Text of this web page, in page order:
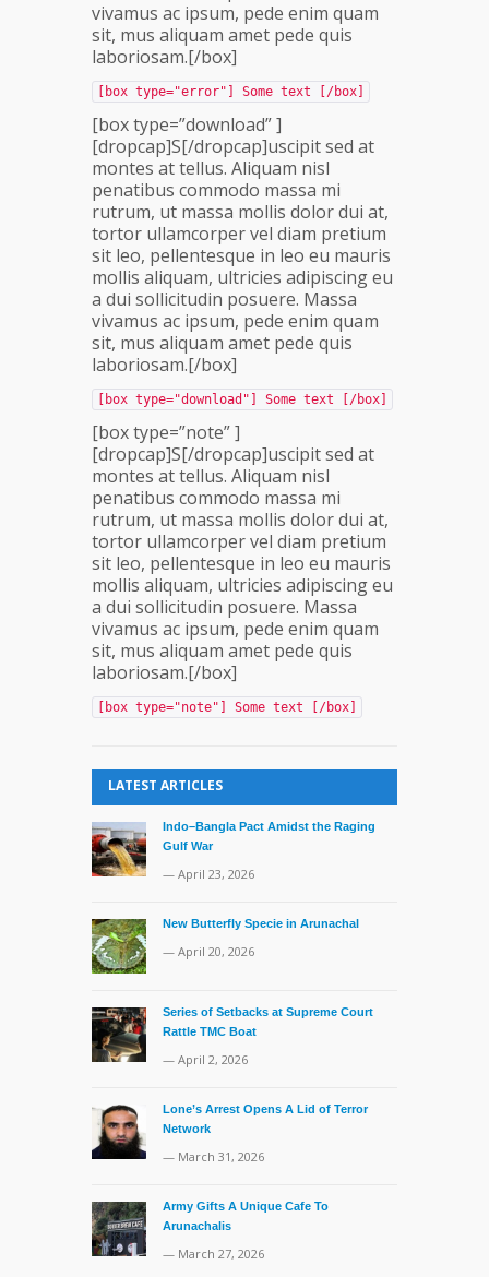
vivamus ac ipsum, pede enim quam
sit, mus aliquam amet pede quis
laboriosam.[/box]
[box type="error"] Some text [/box]
[box type=”download” ]
[dropcap]S[/dropcap]uscipit sed at
montes at tellus. Aliquam nisl
penatibus commodo massa mi
rutrum, ut massa mollis dolor dui at,
tortor ullamcorper vel diam pretium
sit leo, pellentesque in leo eu mauris
mollis aliquam, ultricies adipiscing eu
a dui sollicitudin posuere. Massa
vivamus ac ipsum, pede enim quam
sit, mus aliquam amet pede quis
laboriosam.[/box]
[box type="download"] Some text [/box]
[box type=”note” ]
[dropcap]S[/dropcap]uscipit sed at
montes at tellus. Aliquam nisl
penatibus commodo massa mi
rutrum, ut massa mollis dolor dui at,
tortor ullamcorper vel diam pretium
sit leo, pellentesque in leo eu mauris
mollis aliquam, ultricies adipiscing eu
a dui sollicitudin posuere. Massa
vivamus ac ipsum, pede enim quam
sit, mus aliquam amet pede quis
laboriosam.[/box]
[box type="note"] Some text [/box]
LATEST ARTICLES
Indo–Bangla Pact Amidst the Raging
Gulf War
— April 23, 2026
New Butterfly Specie in Arunachal
— April 20, 2026
Series of Setbacks at Supreme Court
Rattle TMC Boat
— April 2, 2026
Lone’s Arrest Opens A Lid of Terror
Network
— March 31, 2026
Army Gifts A Unique Cafe To
Arunachalis
— March 27, 2026